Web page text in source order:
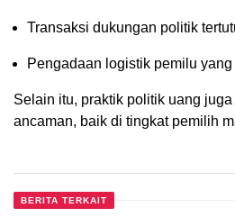
Transaksi dukungan politik
Pengadaan logistik pemilu
Selain itu, praktik politik uang
ancaman, baik di tingkat pemilih
BERITA TERKAIT